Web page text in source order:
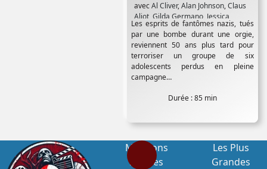
avecAl Cliver,Alan Johnson,Claus
Aliot, Gilda Germano, Jessica
Moore,Robert Egon,Sebastian
Harrison ,Teresa Razzouti
Les esprits de fantômes nazis, tués
par une bombe durant une orgie,
reviennent 50 ans plus tard pour
terroriser un groupe de six
adolescents perdus en pleine
campagne…
Durée : 85 min
Mentions
Légales
Les Plus
Grandes